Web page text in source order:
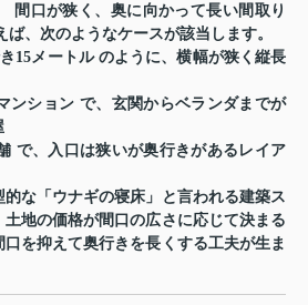
間口が狭く、奥に向かって長い間取り
ば、次のようなケースが該当します。
15メートルのように、横幅が狭く縦長
ンション で、玄関からベランダまでが
で、入口は狭いが奥行きがあるレイア
な「ウナギの寝床」と言われる建築ス
地の価格が間口の広さに応じて決まる
を抑えて奥行きを長くする工夫が生ま